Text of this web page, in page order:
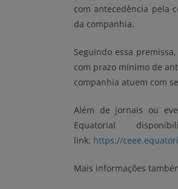
com antecedência pela
da companhia.
Seguindo essa
com prazo mínimo de
companhia atuem com
Além de jornais ou
Equatorial
link: https://
Mais informações